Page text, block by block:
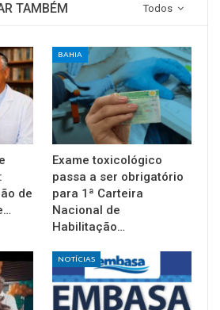
Todos
TAMBÉM
de
BAHIA
Exame toxicológico
passa a ser obrigatório
para 1ª Carteira
Nacional de
Habilitação…
NOTÍCIAS